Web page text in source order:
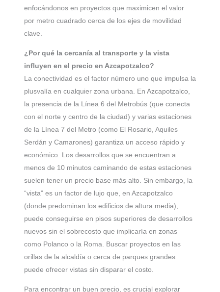
enfocándonos en proyectos que maximicen el valor
por metro cuadrado cerca de los ejes de movilidad
clave.
¿Por qué la cercanía al transporte y la vista
influyen en el precio en Azcapotzalco?
La conectividad es el factor número uno que impulsa la
plusvalía en cualquier zona urbana. En Azcapotzalco,
la presencia de la Línea 6 del Metrobús (que conecta
con el norte y centro de la ciudad) y varias estaciones
de la Línea 7 del Metro (como El Rosario, Aquiles
Serdán y Camarones) garantiza un acceso rápido y
económico. Los desarrollos que se encuentran a
menos de 10 minutos caminando de estas estaciones
suelen tener un precio base más alto. Sin embargo, la
“vista” es un factor de lujo que, en Azcapotzalco
(donde predominan los edificios de altura media),
puede conseguirse en pisos superiores de desarrollos
nuevos sin el sobrecosto que implicaría en zonas
como Polanco o la Roma. Buscar proyectos en las
orillas de la alcaldía o cerca de parques grandes
puede ofrecer vistas sin disparar el costo.
Para encontrar un buen precio, es crucial explorar